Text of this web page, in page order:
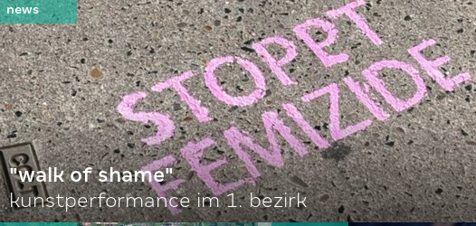
"walk of shame"
kunstperformance im 1. bezirk